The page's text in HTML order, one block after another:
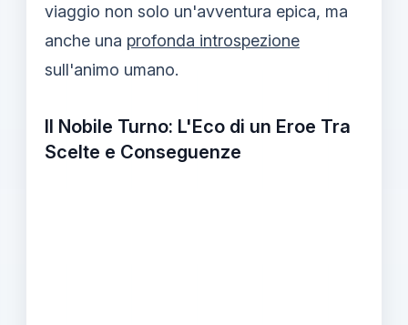
viaggio non solo un'avventura epica, ma
anche una profonda introspezione
sull'animo umano.
Il Nobile Turno: L'Eco di un Eroe Tra
Scelte e Conseguenze